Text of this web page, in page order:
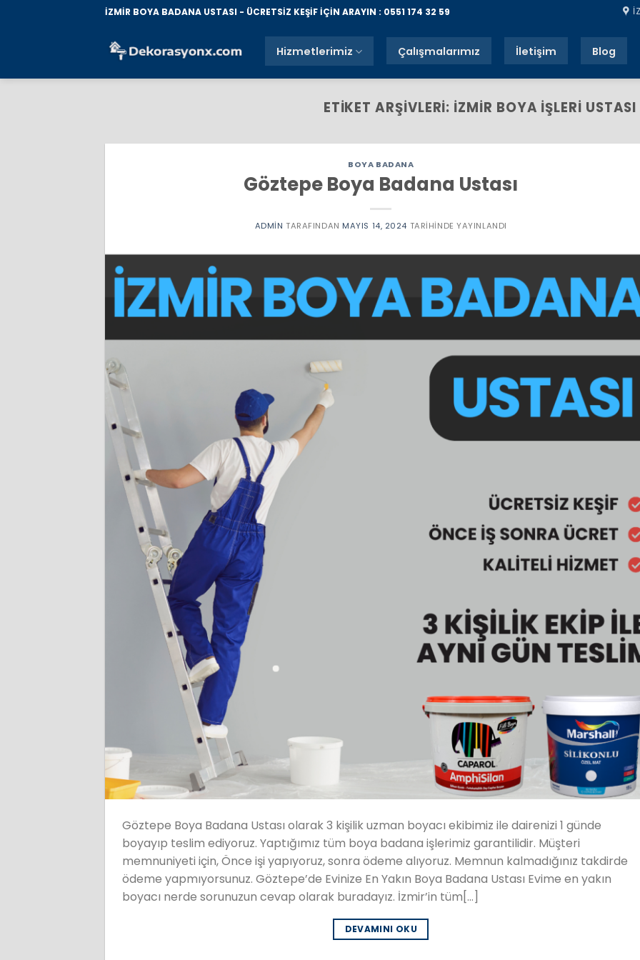
İZMİR BOYA BADANA USTASI - ÜCRETSİZ KEŞİF İÇİN ARAYIN : 0551 174 32 59
Hizmetlerimiz Çalışmalarımız İletişim Blog
ETIKET ARŞIVLERI: IZMIR BOYA IŞLERI USTASI
BOYA BADANA
Göztepe Boya Badana Ustası
ADMIN TARAFINDAN MAYIS 14, 2024 TARIHINDE YAYINLANDI
Göztepe Boya Badana Ustası olarak 3 kişilik uzman boyacı ekibimiz ile dairenizi 1 günde
boyayıp teslim ediyoruz. Yaptığımız tüm boya badana işlerimiz garantilidir. Müşteri
memnuniyeti için, Önce işi yapıyoruz, sonra ödeme alıyoruz. Memnun kalmadığınız takdirde
ödeme yapmıyorsunuz. Göztepe’de Evinize En Yakın Boya Badana Ustası Evime en yakın
boyacı nerde sorunuzun cevap olarak buradayız. İzmir’in tüm[…]
DEVAMINI OKU